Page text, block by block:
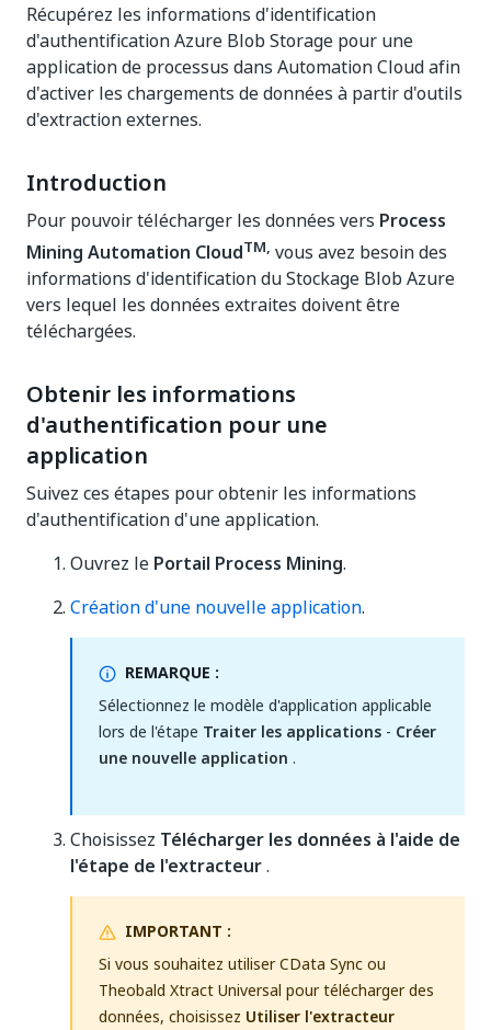
Récupérez les informations d'identification
d'authentification Azure Blob Storage pour une
application de processus dans Automation Cloud afin
d'activer les chargements de données à partir d'outils
d'extraction externes.
Introduction
Pour pouvoir télécharger les données vers Process
Mining Automation CloudTM, vous avez besoin des
informations d'identification du Stockage Blob Azure
vers lequel les données extraites doivent être
téléchargées.
Obtenir les informations
d'authentification pour une
application
Suivez ces étapes pour obtenir les informations
d'authentification d'une application.
Ouvrez le Portail Process Mining.
Création d'une nouvelle application.
REMARQUE :
Sélectionnez le modèle d'application applicable
lors de l'étape Traiter les applications - Créer
une nouvelle application .
Choisissez Télécharger les données à l'aide de
l'étape de l'extracteur.
IMPORTANT :
Si vous souhaitez utiliser CData Sync ou
Theobald Xtract Universal pour télécharger des
données, choisissez Utiliser l'extracteur